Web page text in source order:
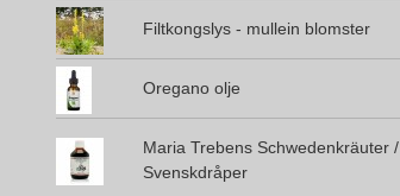
Filtkongslys - mullein blomster
Oregano olje
Maria Trebens Schwedenkräuter /
Svenskdråper